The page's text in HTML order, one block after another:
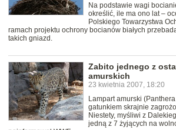
Na podstawie wagi
określić, ile ma ono lat –
Polskiego Towarzystwa
ramach projektu ochrony bocianów białych
takich gniazd.
Zabito jednego z
amurskich
23 kwietnia 2007, 18:20
Lampart amurski
gatunkiem skrajnie
Niestety, myśliwi z
jedną z 7 żyjących na